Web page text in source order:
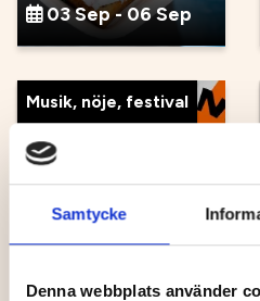
Samtycke
Denna webbplats använder
03 Sep - 06 Sep
Musik, nöje, festival
Atomic Swing x
Popsicle